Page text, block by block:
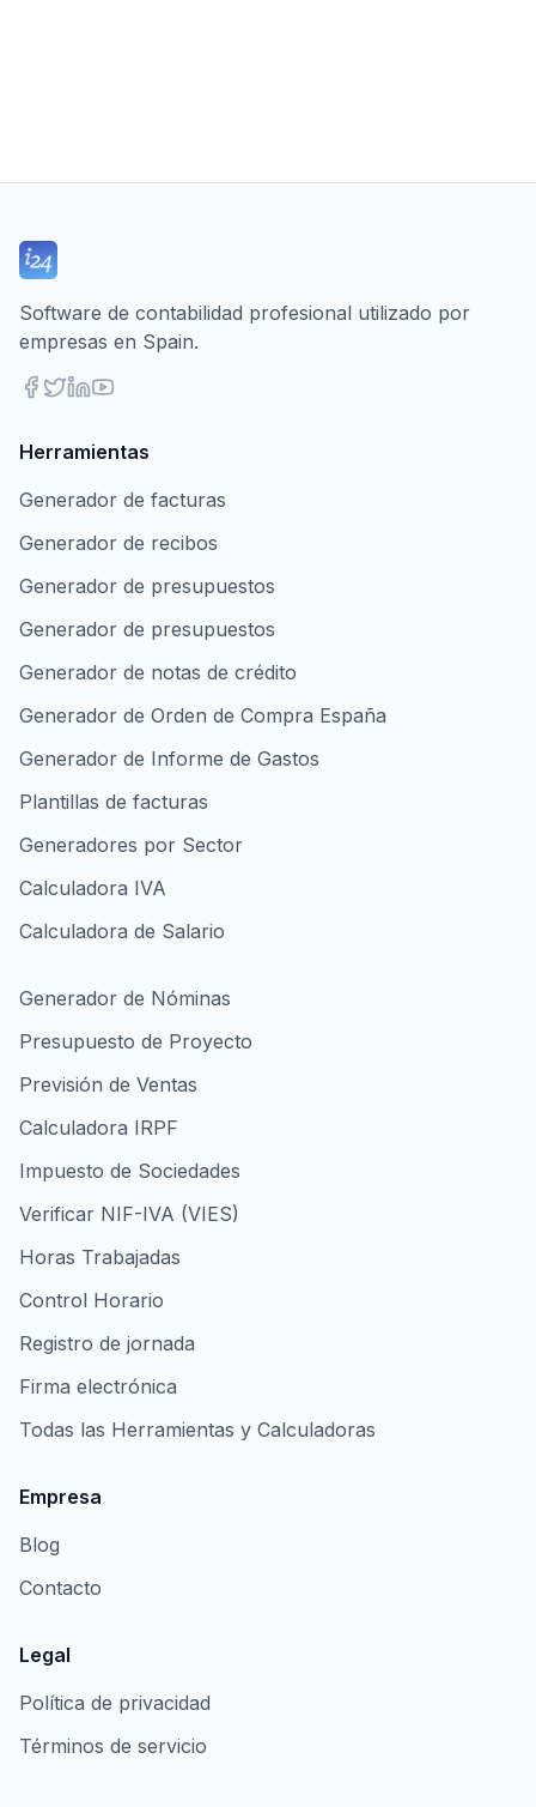
Software de contabilidad profesional utilizado por
empresas en Spain.
Herramientas
Generador de facturas
Generador de recibos
Generador de presupuestos
Generador de presupuestos
Generador de notas de crédito
Generador de Orden de Compra España
Generador de Informe de Gastos
Plantillas de facturas
Generadores por Sector
Calculadora IVA
Calculadora de Salario
Generador de Nóminas
Presupuesto de Proyecto
Previsión de Ventas
Calculadora IRPF
Impuesto de Sociedades
Verificar NIF-IVA (VIES)
Horas Trabajadas
Control Horario
Registro de jornada
Firma electrónica
Todas las Herramientas y Calculadoras
Empresa
Blog
Contacto
Legal
Política de privacidad
Términos de servicio